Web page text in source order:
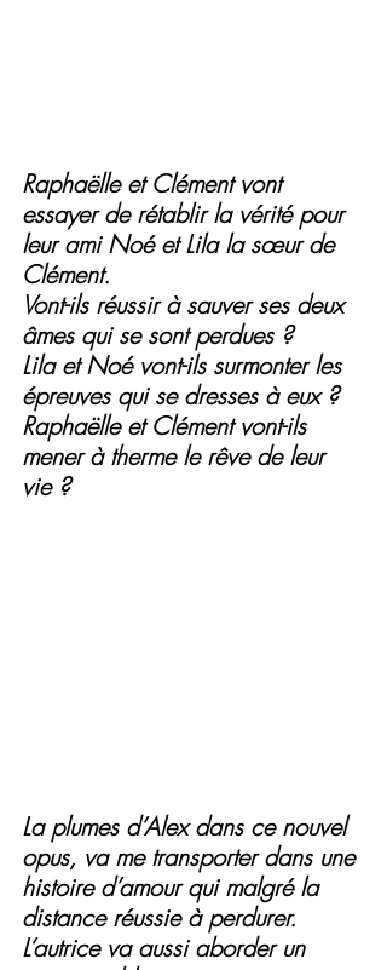
Raphaëlle et Clément vont
essayer de rétablir la vérité pour
leur ami Noé et Lila la sœur de
Clément.
Vont-ils réussir à sauver ses deux
âmes qui se sont perdues ?
Lila et Noé vont-ils surmonter les
épreuves qui se dresses à eux ?
Raphaëlle et Clément vont-ils
mener à therme le rêve de leur
vie ?
La plumes d’Alex dans ce nouvel
opus, va me transporter dans une
histoire d’amour qui malgré la
distance réussie à perdurer.
L’autrice va aussi aborder un